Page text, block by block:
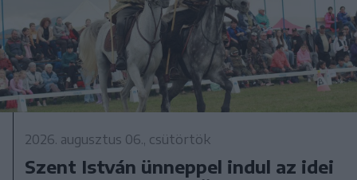
2026. augusztus 06., csütörtök
Szent István ünneppel indul az idei